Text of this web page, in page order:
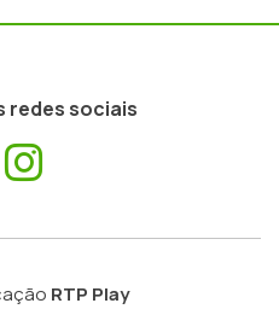
redes sociais
Facebook
RTP Play